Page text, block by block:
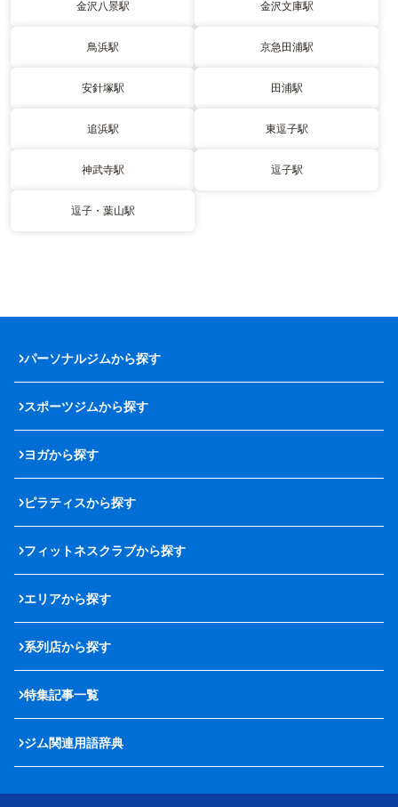
金沢八景駅 金沢文庫駅
鳥浜駅 京急田浦駅
安針塚駅 田浦駅
追浜駅 東逗子駅
神武寺駅 逗子駅
逗子・葉山駅
パーソナルジムから探す
スポーツジムから探す
ヨガから探す
ピラティスから探す
フィットネスクラブから探す
エリアから探す
系列店から探す
特集記事一覧
ジム関連用語辞典